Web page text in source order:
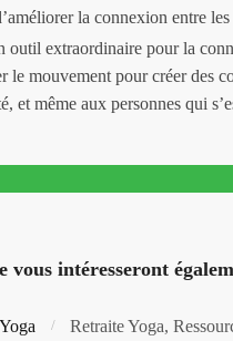
la connexion entre
outil extraordinaire pour la
le mouvement pour créer des
et même aux personnes qui
vous intéresseront
/
Retraite Yoga,